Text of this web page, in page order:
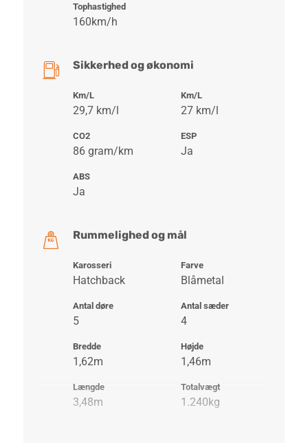
Tophastighed
160km/h
Sikkerhed og økonomi
Km/L
29,7 km/l
Km/L
27 km/l
CO2
86 gram/km
ESP
Ja
ABS
Ja
Rummelighed og mål
Karosseri
Hatchback
Farve
Blåmetal
Antal døre
5
Antal sæder
4
Bredde
1,62m
Højde
1,46m
Længde
3,48m
Totalvægt
1.240kg